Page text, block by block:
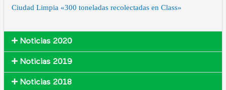
Ciudad Limpia «300 toneladas recolectadas en Class»
Noticias 2020
Noticias 2019
Noticias 2018